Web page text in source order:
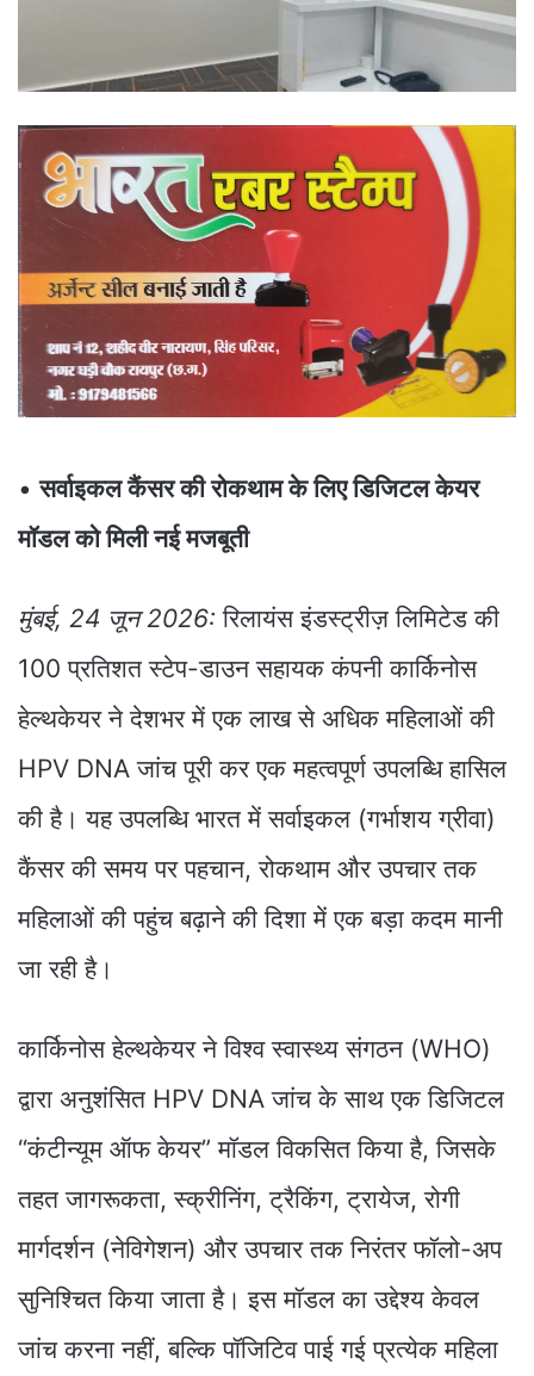
•सर्वाइकल कैंसर की रोकथाम के लिए डिजिटल केयर
मॉडल को मिली नई मजबूती
मुंबई, 24 जून 2026: रिलायंस इंडस्ट्रीज़ लिमिटेड की
100 प्रतिशत स्टेप-डाउन सहायक कंपनी कार्किनोस
हेल्थकेयर ने देशभर में एक लाख से अधिक महिलाओं की
HPV DNA जांच पूरी कर एक महत्वपूर्ण उपलब्धि हासिल
की है। यह उपलब्धि भारत में सर्वाइकल (गर्भाशय ग्रीवा)
कैंसर की समय पर पहचान, रोकथाम और उपचार तक
महिलाओं की पहुंच बढ़ाने की दिशा में एक बड़ा कदम मानी
जा रही है।
कार्किनोस हेल्थकेयर ने विश्व स्वास्थ्य संगठन (WHO)
द्वारा अनुशंसित HPV DNA जांच के साथ एक डिजिटल
“कंटीन्यूम ऑफ केयर” मॉडल विकसित किया है, जिसके
तहत जागरूकता, स्क्रीनिंग, ट्रैकिंग, ट्रायेज, रोगी
मार्गदर्शन (नेविगेशन) और उपचार तक निरंतर फॉलो-अप
सुनिश्चित किया जाता है। इस मॉडल का उद्देश्य केवल
जांच करना नहीं, बल्कि पॉजिटिव पाई गई प्रत्येक महिला